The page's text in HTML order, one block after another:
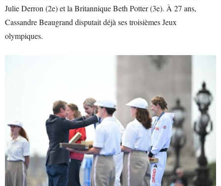
Julie Derron (2e) et la Britannique Beth Potter (3e). À 27 ans,
Cassandre Beaugrand disputait déjà ses troisièmes Jeux
olympiques.